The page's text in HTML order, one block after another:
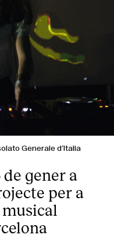
Generale d’Italia
gener a
per a